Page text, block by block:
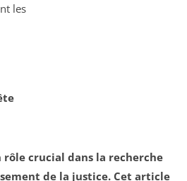
les
rôle crucial dans la recherche
de la justice. Cet article